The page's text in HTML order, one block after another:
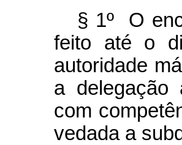
§ 1º O
feito até o
autoridade
a delegação
com
vedada a